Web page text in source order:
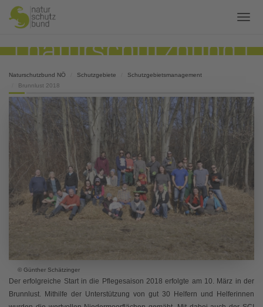
Naturschutzbund NÖ Schutzgebiete
Schutzgebietsmanagement
Brunnlust 2018
© Günther Schätzinger
Der erfolgreiche Start in die Pflegesaison 2018 erfolgte am 10. März in der
Brunnlust. Mithilfe der Unterstützung von gut 30 Helfern und Helferinnen